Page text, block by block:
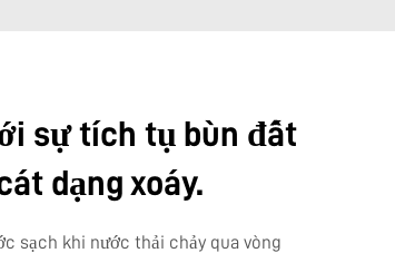
sự tích tụ bùn đất
dạng xoáy.
sạch khi nước thải chảy qua vòng